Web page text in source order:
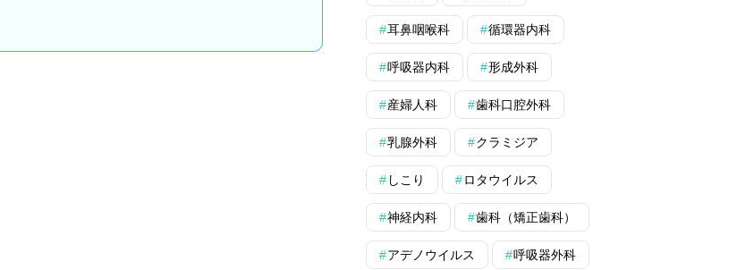
耳鼻咽喉科 循環器内科
呼吸器内科 形成外科
産婦人科 歯科口腔外科
乳腺外科 クラミジア
しこり ロタウイルス
神経内科 歯科（矯正歯科）
アデノウイルス 呼吸器外科